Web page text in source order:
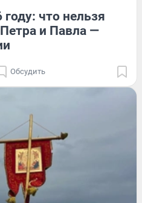
что нельзя
и Павла —
Обсудить